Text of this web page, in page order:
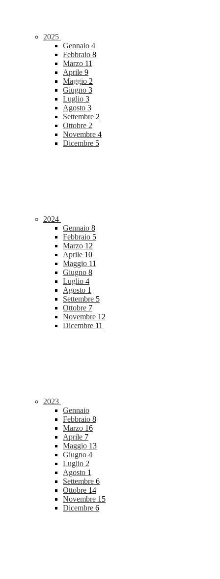
2025
Gennaio 4
Febbraio 8
Marzo 11
Aprile 9
Maggio 2
Giugno 3
Luglio 3
Agosto 3
Settembre 2
Ottobre 2
Novembre 4
Dicembre 5
2024
Gennaio 8
Febbraio 5
Marzo 12
Aprile 10
Maggio 11
Giugno 8
Luglio 4
Agosto 1
Settembre 5
Ottobre 7
Novembre 12
Dicembre 11
2023
Gennaio
Febbraio 8
Marzo 16
Aprile 7
Maggio 13
Giugno 4
Luglio 2
Agosto 1
Settembre 6
Ottobre 14
Novembre 15
Dicembre 6